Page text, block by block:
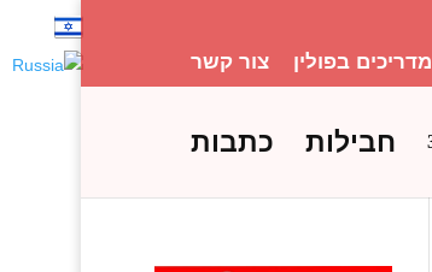
מדריכים בפולין צור קשר
חבילות כתבות